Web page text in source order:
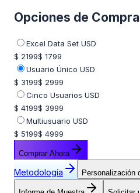
Opciones de Compra
Excel Data Set USD
$ 2199$ 1799
Usuario Único USD
$ 3199$ 2999
Cinco Usuarios USD
$ 4199$ 3999
Multiusuario USD
$ 5199$ 4999
Comprar Ahora
Metodología Personalización